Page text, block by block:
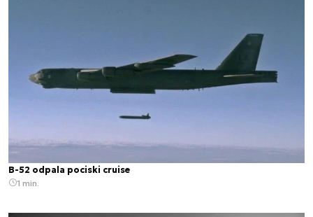
B-52 odpala pociski cruise
1 min.